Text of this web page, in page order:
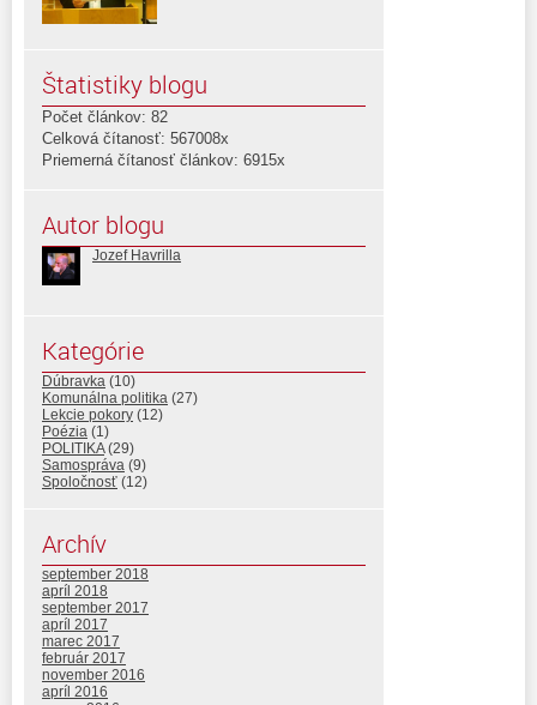
Štatistiky blogu
Počet článkov: 82
Celková čítanosť: 567008x
Priemerná čítanosť článkov: 6915x
Autor blogu
Jozef Havrilla
Kategórie
Dúbravka (10)
Komunálna politika (27)
Lekcie pokory (12)
Poézia (1)
POLITIKA(29)
Samospráva (9)
Spoločnosť (12)
Archív
september 2018
apríl 2018
september 2017
apríl 2017
marec 2017
február 2017
november 2016
apríl 2016